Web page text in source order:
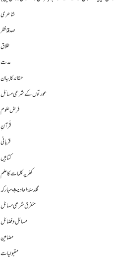
شاعری
صدقۂ فطر
طلاق
عدت
عقائد کا بیان
عورتوں کے شرعی مسائل
فرض علوم
قُرآنِ
قربانی
کتابیں
کفریہ کلمات کا علم
گلدستۂ احادیثِ مبارکہ
متفرق شرعی مسائل
مسائل و فضائل
مضامین
مقبولیات